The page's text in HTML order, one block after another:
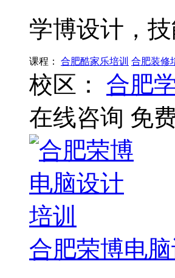
学博设计，
课程： 合肥酷家乐培训 合肥装修
校区：
合肥
在线咨询 免
合肥荣博电脑